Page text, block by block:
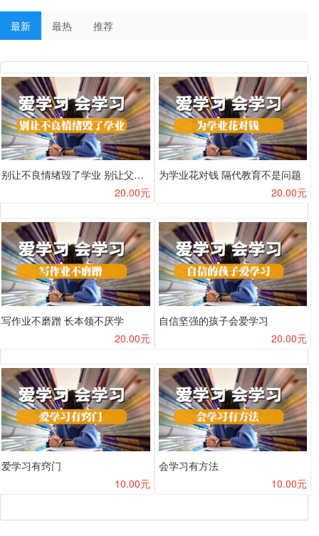
最新 最热 推荐
别让不良情绪毁了学业 别让父母关系影响学习
20.00元
为学业花对钱 隔代教育不是问题
20.00元
写作业不磨蹭 长本领不厌学
20.00元
自信坚强的孩子会爱学习
20.00元
爱学习有窍门
10.00元
会学习有方法
10.00元